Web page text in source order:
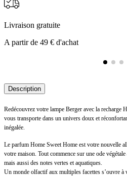
Livraison gratuite
A partir de 49 € d'achat
Description
Redécouvrez votre lampe Berger avec la recharge
vous transporte dans un univers doux et
inégalée.
Le parfum Home Sweet Home est votre nouvelle
votre maison. Tout commence sur une ode
mais aussi des notes vertes et aquatiques.
Un monde olfactif aux multiples facettes s’ouvre